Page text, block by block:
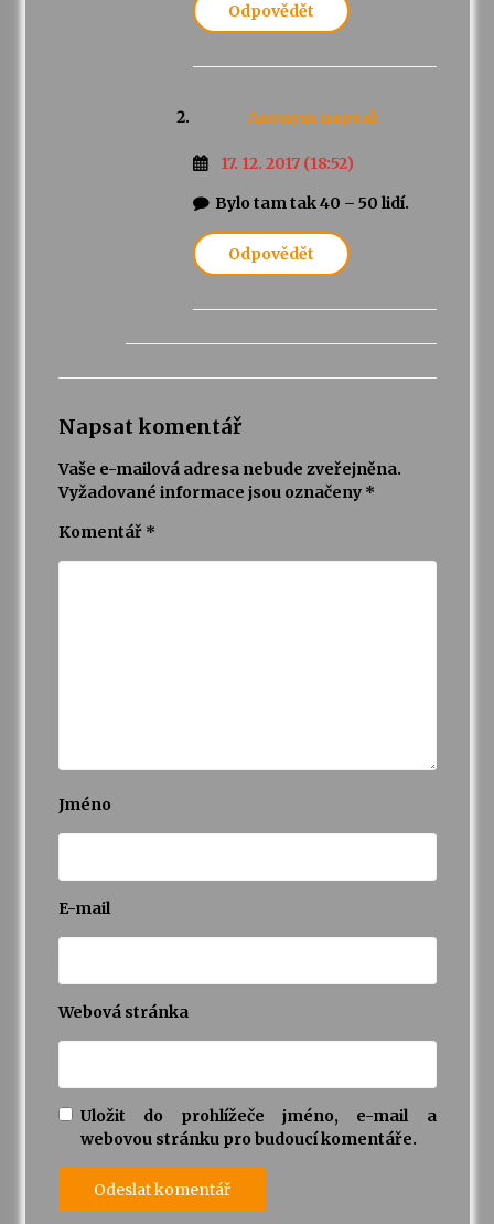
Odpovědět
Anonym napsal:
17. 12. 2017 (18:52)
Bylo tam tak 40 – 50 lidí.
Odpovědět
Napsat komentář
Vaše e-mailová adresa nebude zveřejněna.
Vyžadované informace jsou označeny *
Komentář *
Jméno
E-mail
Webová stránka
Uložit do prohlížeče jméno, e-mail a
webovou stránku pro budoucí komentáře.